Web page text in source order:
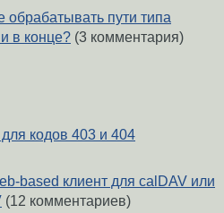
обрабатывать пути типа
в конце? (3 комментария)
кодов 403 и 404
based клиент для calDAV или
(12 комментариев)